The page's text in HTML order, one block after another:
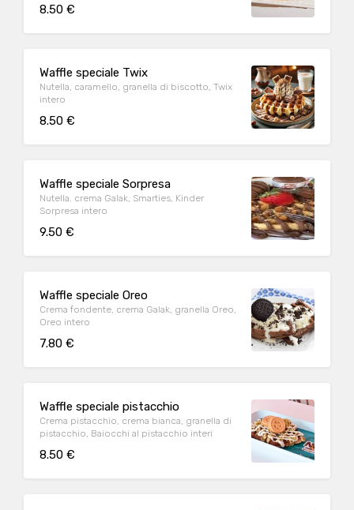
8.50 €
Waffle speciale Twix
Nutella, caramello, granella di biscotto, Twix
intero
8.50 €
Waffle speciale Sorpresa
Nutella. crema Galak, Smarties, Kinder
Sorpresa intero
9.50 €
Waffle speciale Oreo
Crema fondente, crema Galak, granella Oreo,
Oreo intero
7.80 €
Waffle speciale pistacchio
Crema pistacchio, crema bianca, granella di
pistacchio, Baiocchi al pistacchio interi
8.50 €